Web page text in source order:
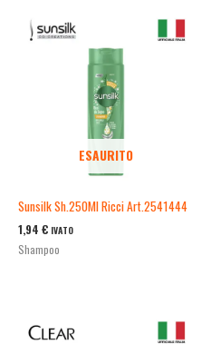
ESAURITO
Sunsilk Sh.250Ml Ricci Art.2541444
1,94 € IVATO
Shampoo